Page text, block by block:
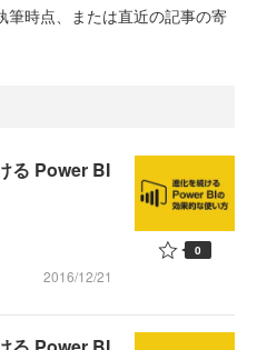
筆時点、または直近の記事の寄
る Power BI
2016/12/21
0